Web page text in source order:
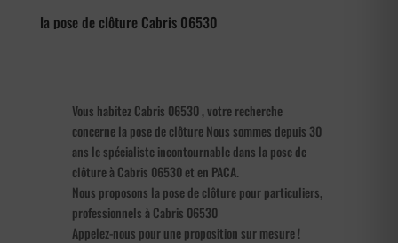
la pose de clôture Cabris 06530
Vous habitez Cabris 06530 , votre recherche
concerne la pose de clôture Nous sommes depuis 30
ans le spécialiste incontournable dans la pose de
clôture à Cabris 06530 et en PACA.
Nous proposons la pose de clôture pour particuliers,
professionnels à Cabris 06530
Appelez-nous pour une proposition sur mesure !